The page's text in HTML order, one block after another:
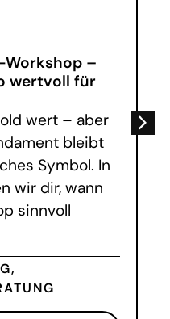
Workshop –
wertvoll für
wert – aber
bleibt
Symbol. In
wir dir, wann
sinnvoll
,